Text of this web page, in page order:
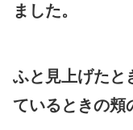
ました。
ふと見上げたと
ているときの頬